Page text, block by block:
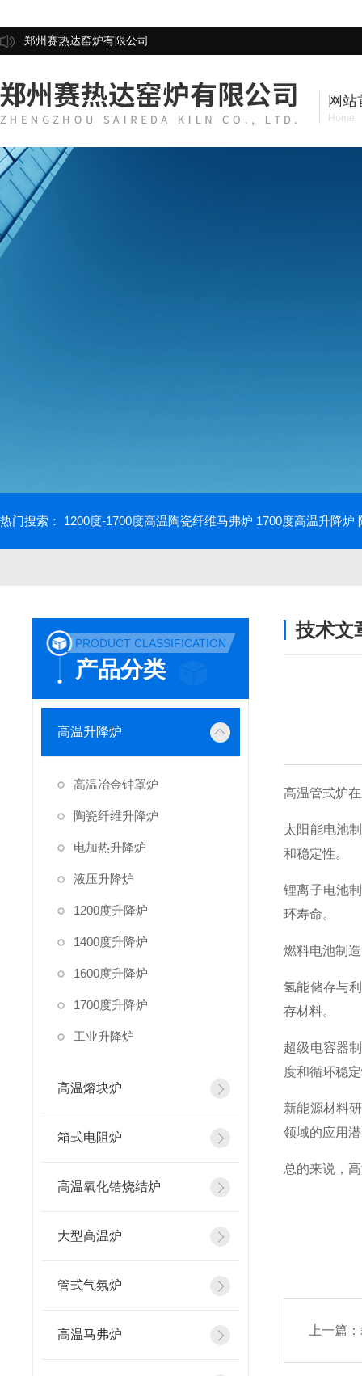
郑州赛热达窑炉有限公司
网站
Home
热门搜索： 1200度-1700度高温陶瓷纤维马弗炉 1700度高温升降炉
PRODUCT CLASSIFICATION
产品分类
高温升降炉
高温冶金钟罩炉
陶瓷纤维升降炉
电加热升降炉
液压升降炉
1200度升降炉
1400度升降炉
1600度升降炉
1700度升降炉
工业升降炉
高温熔块炉
箱式电阻炉
高温氧化锆烧结炉
大型高温炉
管式气氛炉
高温马弗炉
技术文
高温管式炉
太阳能电池
和稳定性。
锂离子电池
环寿命。
燃料电池制
氢能储存与
存材料。
超级电容器
度和循环稳
新能源材料
领域的应用
总的来说，
上一篇：